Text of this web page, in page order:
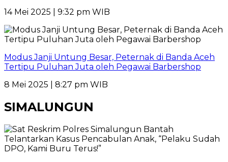
14 Mei 2025 | 9:32 pm WIB
Modus Janji Untung Besar, Peternak di Banda Aceh
Tertipu Puluhan Juta oleh Pegawai Barbershop
8 Mei 2025 | 8:27 pm WIB
SIMALUNGUN